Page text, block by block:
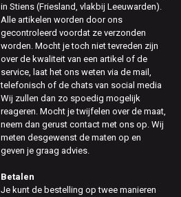
in Stiens (Friesland, vlakbij Leeuwarden).
Alle artikelen worden door ons
gecontroleerd voordat ze verzonden
worden. Mocht je toch niet tevreden zijn
over de kwaliteit van een artikel of de
service, laat het ons weten via de mail,
telefonisch of de chats van social media
Wij zullen dan zo spoedig mogelijk
reageren. Mocht je twijfelen over de maat,
neem dan gerust contact met ons op. Wij
meten desgewenst de maten op en
geven je graag advies.
Betalen
Je kunt de bestelling op twee manieren